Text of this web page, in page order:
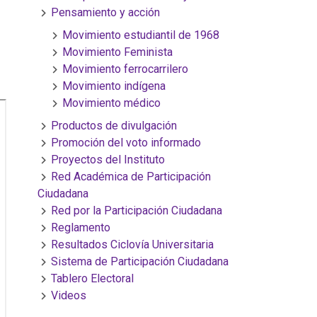
Pensamiento y acción
Movimiento estudiantil de 1968
Movimiento Feminista
Movimiento ferrocarrilero
Movimiento indígena
Movimiento médico
Productos de divulgación
Promoción del voto informado
Proyectos del Instituto
Red Académica de Participación
Ciudadana
Red por la Participación Ciudadana
Reglamento
Resultados Ciclovía Universitaria
Sistema de Participación Ciudadana
Tablero Electoral
Videos